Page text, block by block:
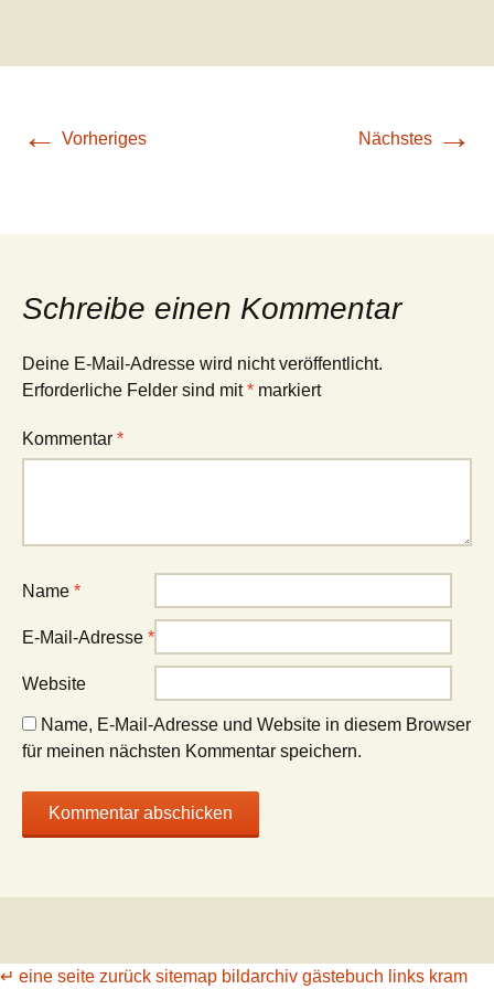
← Vorheriges Nächstes →
Schreibe einen Kommentar
Deine E-Mail-Adresse wird nicht veröffentlicht.
Erforderliche Felder sind mit* markiert
Kommentar *
Name *
E-Mail-Adresse *
Website
Name, E-Mail-Adresse und Website in diesem Browser
für meinen nächsten Kommentar speichern.
↵ eine seite zurück sitemap bildarchiv gästebuch links kram